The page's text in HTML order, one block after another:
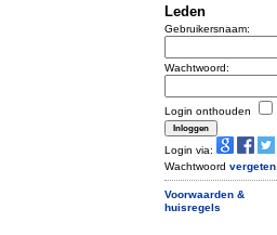
Leden
Gebruikersnaam:
Wachtwoord:
Login onthouden
Login via:
Wachtwoord vergeten
Voorwaarden &
huisregels